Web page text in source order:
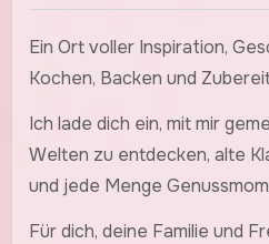
Ein Ort voller Inspiration,
Kochen, Backen und
Ich lade dich ein, mit mir
Welten zu entdecken, alte
und jede Menge
Für dich, deine Familie und